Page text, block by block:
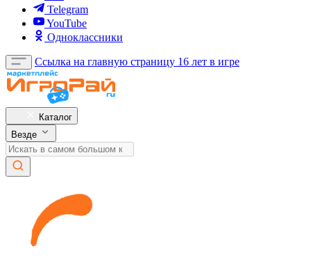
Telegram
YouTube
Одноклассники
Ссылка на главную страницу 16 лет в игре
Каталог
Везде